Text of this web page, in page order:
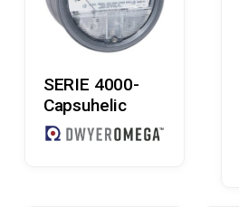
SERIE 4000-
Capsuhelic